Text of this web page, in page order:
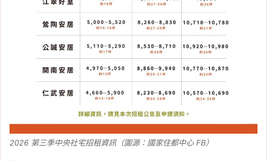
2026 第三季中央社宅招租資訊（圖源：國家住都中心 FB）